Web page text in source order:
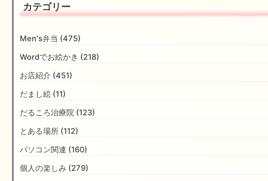
カテゴリー
Men's弁当 (475)
Wordでお絵かき (218)
お店紹介 (451)
だまし絵 (11)
だるころ治療院 (123)
とある場所 (112)
パソコン関連 (160)
個人の楽しみ (279)